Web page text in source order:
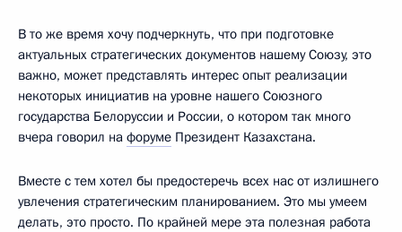
В то же время хочу подчеркнуть, что при подготовке
актуальных стратегических документов нашему Союзу, это
важно, может представлять интерес опыт реализации
некоторых инициатив на уровне нашего Союзного
государства Белоруссии и России, о котором так много
вчера говорил на форуме Президент Казахстана.
Вместе с тем хотел бы предостеречь всех нас от излишнего
увлечения стратегическим планированием. Это мы умеем
делать, это просто. По крайней мере эта полезная работа